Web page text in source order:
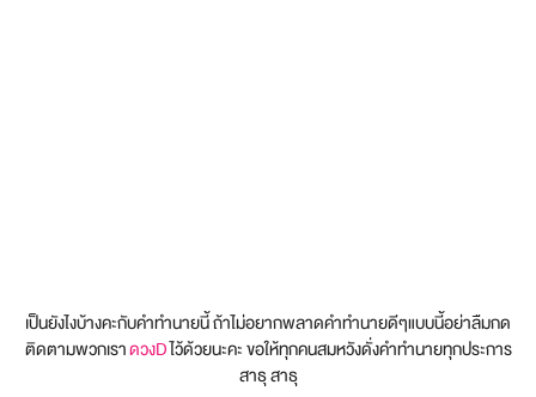
เป็นยังไงบ้างคะกับคำทำนายนี้ ถ้าไม่อยากพลาดคำทำนายดีๆแบบนี้อย่าลืมกด
ติดตามพวกเราดวงDไว้ด้วยนะคะ ขอให้ทุกคนสมหวังดั่งคำทำนายทุกประการ
สาธุ สาธุ